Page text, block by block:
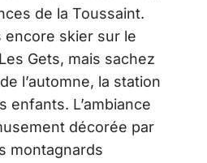
de la Toussaint.
encore skier sur le
Gets, mais sachez
l’automne, la station
enfants. L’ambiance
décorée par
montagnards